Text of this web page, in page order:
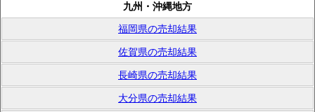
九州・沖縄地方
福岡県の売却結果
佐賀県の売却結果
長崎県の売却結果
大分県の売却結果